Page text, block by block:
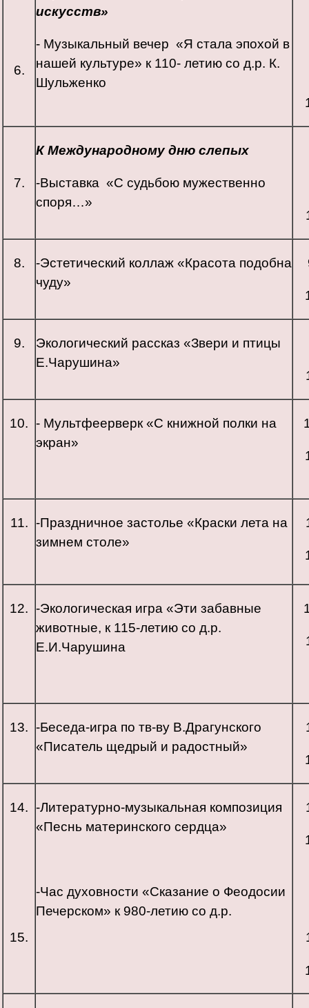
6.
искусств»
- Музыкальный вечер «Я стала эпохой в
нашей культуре» к 110- летию со д.р. К.
Шульженко
7.
К Международному дню слепых
-Выставка «С судьбою мужественно
споря…»
8.
-Эстетический коллаж «Красота подобна
чуду»
9.
Экологический рассказ «Звери и птицы
Е.Чарушина»
10. - Мультфеерверк «С книжной полки на
экран»
11. -Праздничное застолье «Краски лета на
зимнем столе»
12. -Экологическая игра «Эти забавные
животные, к 115-летию со д.р.
Е.И.Чарушина
13. -Беседа-игра по тв-ву В.Драгунского
«Писатель щедрый и радостный»
14.
15.
-Литературно-музыкальная композиция
«Песнь материнского сердца»
-Час духовности «Сказание о Феодосии
Печерском» к 980-летию со д.р.